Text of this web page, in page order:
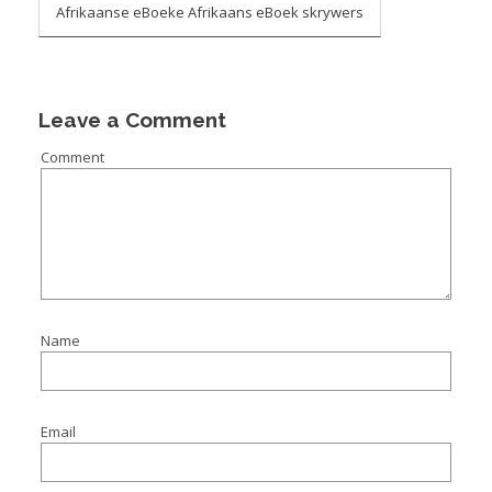
Afrikaanse eBoeke Afrikaans eBoek skrywers
Leave a Comment
Comment
Name
Email